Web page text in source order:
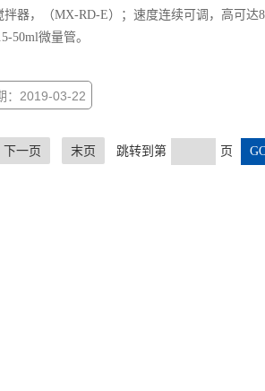
器，（MX-RD-E）；速度连续可调，高可达
50ml微量管。
：2019-03-22
下一页 末页 跳转到第 页